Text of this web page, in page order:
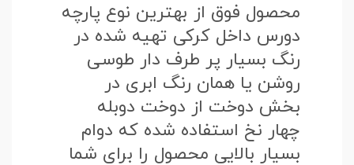
محصول فوق از بهترین نوع پارچه
دورس داخل کرکی تهیه شده در
رنگ بسیار پر طرف دار طوسی
روشن یا همان رنگ ابری در
بخش دوخت از دوخت دوبله
چهار نخ استفاده شده که دوام
بسیار بالایی محصول را برای شما